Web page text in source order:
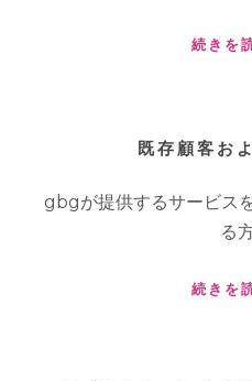
続きを
既存顧客お
gbgが提供するサービス
る
続きを